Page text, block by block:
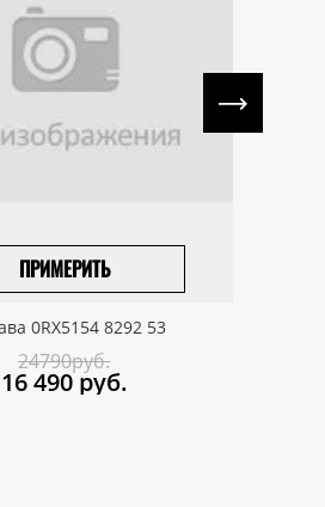
ПРИМЕРИТЬ
ПОД ЗАКАЗ
0RX5154 8292 53
24790руб.
16 490 руб.